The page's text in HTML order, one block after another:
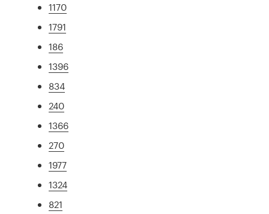
1170
1791
186
1396
834
240
1366
270
1977
1324
821